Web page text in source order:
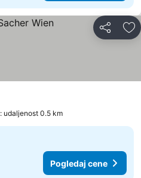
Deli
udaljenost 0.5 km
Pogledaj cene